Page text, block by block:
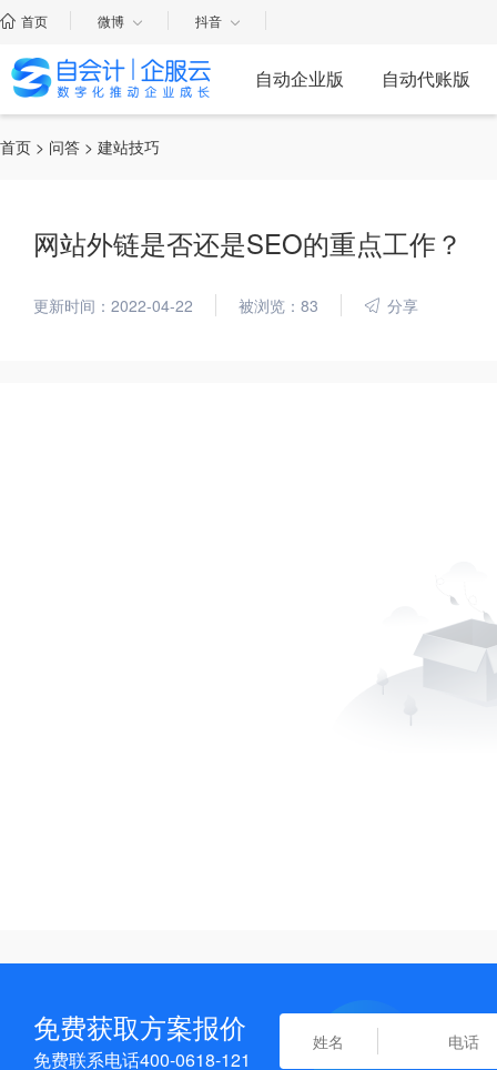
首页 微博 抖音
自动企业版 自动代账版
首页 > 问答 > 建站技巧
网站外链是否还是SEO的重点工作？
更新时间：2022-04-22 被浏览：83 分享
免费获取方案报价
免费联系电话400-0618-121